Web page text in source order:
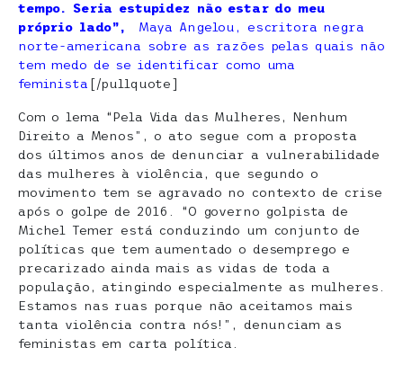
tempo. Seria estupidez não estar do meu
próprio lado”, Maya Angelou, escritora negra
norte-americana sobre as razões pelas quais não
tem medo de se identificar como uma
feminista [/pullquote]
Com o lema “Pela Vida das Mulheres, Nenhum
Direito a Menos”, o ato segue com a proposta
dos últimos anos de denunciar a vulnerabilidade
das mulheres à violência, que segundo o
movimento tem se agravado no contexto de crise
após o golpe de 2016. “O governo golpista de
Michel Temer está conduzindo um conjunto de
políticas que tem aumentado o desemprego e
precarizado ainda mais as vidas de toda a
população, atingindo especialmente as mulheres.
Estamos nas ruas porque não aceitamos mais
tanta violência contra nós!”, denunciam as
feministas em carta política.